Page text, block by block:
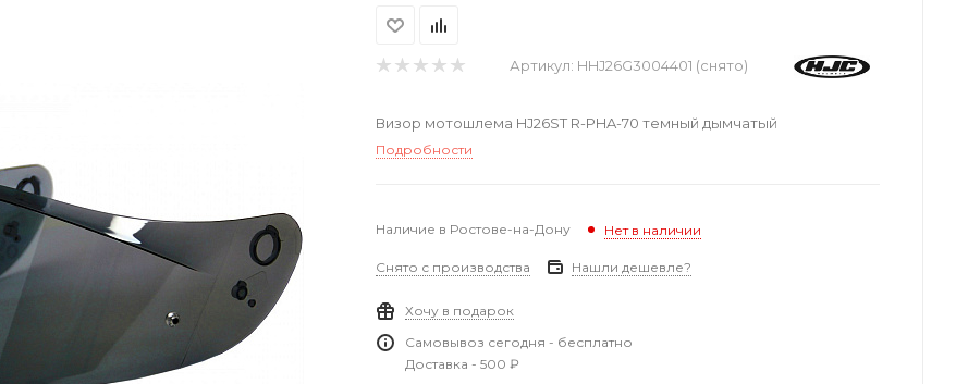
Артикул: HHJ26G3004401 (снято)
Визор мотошлема HJ26ST R-PHA-70 темный дымчатый
Подробности
Наличие в Ростове-на-Дону Нет в наличии
Снято с производства Нашли дешевле?
Хочу в подарок
Самовывоз сегодня - бесплатно
Доставка - 500 ₽